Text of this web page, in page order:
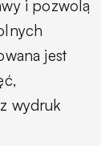
i pozwolą
jest
wydruk